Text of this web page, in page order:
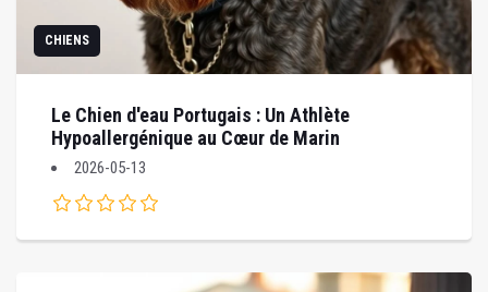
CHIENS
Le Chien d'eau Portugais : Un Athlète
Hypoallergénique au Cœur de Marin
2026-05-13